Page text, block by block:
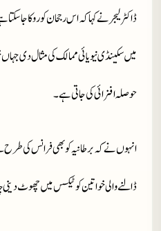
ڈاکٹر لیجر نے کہا کہ اس رجحان کو روکا جا
میں سکینڈی نیویائی ممالک کی مثال دی
حوصلہ افزائی کی جاتی ہے۔
انہوں نے کہ برطانیہ کو بھی فرانس کی طرح
ڈالنے والی خواتین کو ٹیکس میں چھوٹ